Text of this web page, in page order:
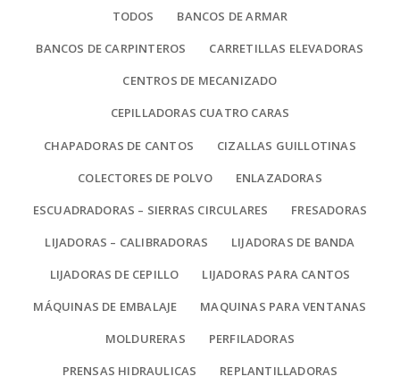
TODOS BANCOS DE ARMAR
BANCOS DE CARPINTEROS CARRETILLAS ELEVADORAS
CENTROS DE MECANIZADO
CEPILLADORAS CUATRO CARAS
CHAPADORAS DE CANTOS CIZALLAS GUILLOTINAS
COLECTORES DE POLVO ENLAZADORAS
ESCUADRADORAS – SIERRAS CIRCULARES FRESADORAS
LIJADORAS – CALIBRADORAS LIJADORAS DE BANDA
LIJADORAS DE CEPILLO LIJADORAS PARA CANTOS
MÁQUINAS DE EMBALAJE MAQUINAS PARA VENTANAS
MOLDURERAS PERFILADORAS
PRENSAS HIDRAULICAS REPLANTILLADORAS